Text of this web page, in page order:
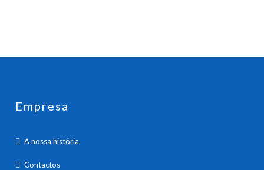
Empresa
A nossa história
Contactos